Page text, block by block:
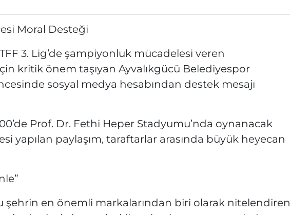
Moral Desteği
3. Lig’de şampiyonluk mücadelesi veren
kritik önem taşıyan Ayvalıkgücü Belediyespor
sosyal medya hesabından destek mesajı
Prof. Dr. Fethi Heper Stadyumu’nda oynanacak
yapılan paylaşım, taraftarlar arasında büyük heyecan
şehrin en önemli markalarından biri olarak nitelendiren